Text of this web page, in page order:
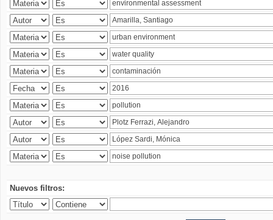
Nuevos filtros: